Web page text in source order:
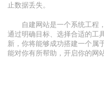
止数据丢失。
自建网站是一个系统工程
通过明确目标、选择合适的工
新，你将能够成功搭建一个属
能对你有所帮助，开启你的网